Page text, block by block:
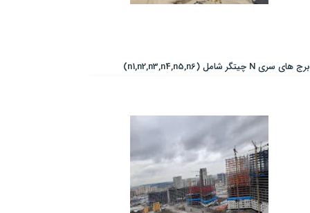
برج های سری N چیتگر شامل (n1,n2,n3,n4,n5,n6)